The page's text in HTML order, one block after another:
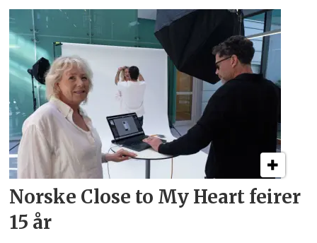
Norske Close to My Heart feirer
15 år